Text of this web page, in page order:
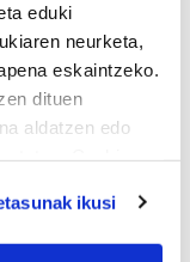
eduki
neurketa,
eskaintzeko.
dituen
aldatzen edo
ikusi
pablo